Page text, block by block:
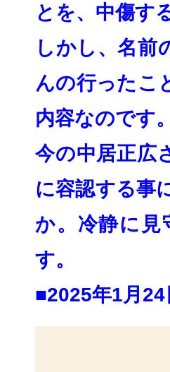
とを、 中傷す
しかし、名前
んの行ったこ
内容なのです。
今の中居正広
に容認する事
か。 冷静に見
す。
■2025年1月24